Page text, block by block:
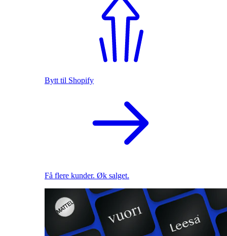
Bytt til Shopify
Få flere kunder. Øk salget.